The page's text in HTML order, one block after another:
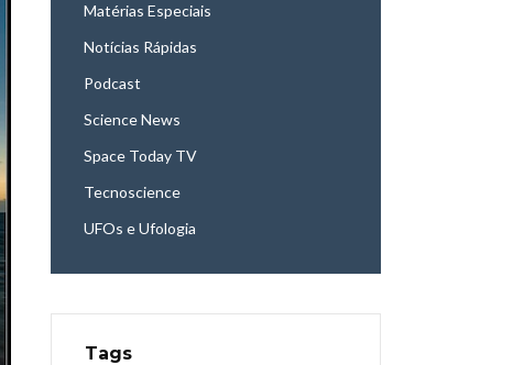
Matérias Especiais
Notícias Rápidas
Podcast
Science News
Space Today TV
Tecnoscience
UFOs e Ufologia
Tags